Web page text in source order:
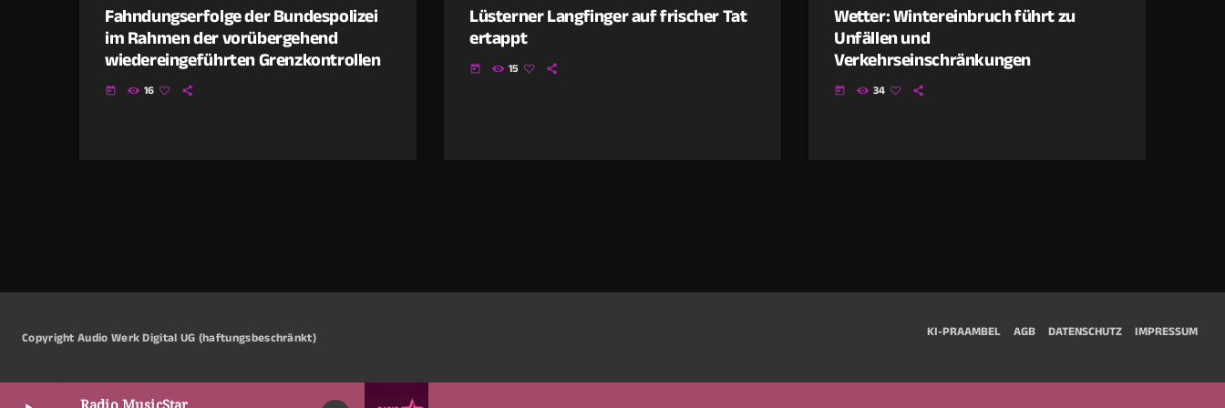
Fahndungserfolge der Bundespolizei
im Rahmen der vorübergehend
wiedereingeführten Grenzkontrollen
today 16
Lüsterner Langfinger auf frischer Tat
ertappt
today 15
Wetter: Wintereinbruch führt zu
Unfällen und
Verkehrseinschränkungen
today 34
Copyright Audio Werk Digital UG (haftungsbeschränkt) KI-PRÄAMBEL AGB DATENSCHUTZ IMPRESSUM